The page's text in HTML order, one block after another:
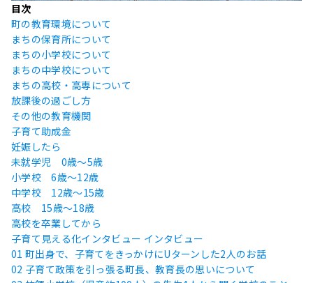
目次
町の教育環境について
まちの保育所について
まちの小学校について
まちの中学校について
まちの高校・高専について
放課後の過ごし方
その他の教育機関
子育て助成金
妊娠したら
未就学児 0歳〜5歳
小学校 6歳〜12歳
中学校 12歳〜15歳
高校 15歳〜18歳
高校を卒業してから
子育て見える化インタビュー インタビュー
01 町出身で、子育てをきっかけにUターンした2人のお話
02 子育て政策を引っ張る町長、教育長の思いについて